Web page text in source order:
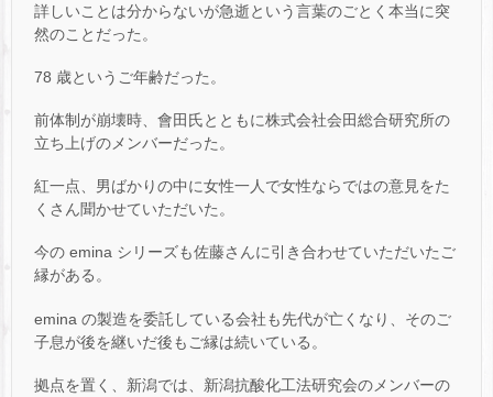
詳しいことは分からないが急逝という言葉のごとく本当に突
然のことだった。
78 歳というご年齢だった。
前体制が崩壊時、會田氏とともに株式会社会田総合研究所の
立ち上げのメンバーだった。
紅一点、男ばかりの中に女性一人で女性ならではの意見をた
くさん聞かせていただいた。
今の emina シリーズも佐藤さんに引き合わせていただいたご
縁がある。
emina の製造を委託している会社も先代が亡くなり、そのご
子息が後を継いだ後もご縁は続いている。
拠点を置く、新潟では、新潟抗酸化工法研究会のメンバーの